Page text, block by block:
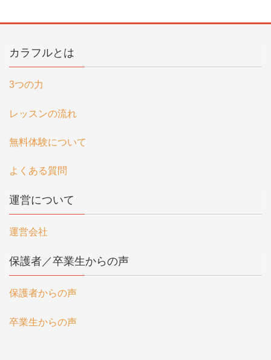
カラフルとは
3つの力
レッスンの流れ
無料体験について
よくある質問
運営について
運営会社
保護者／卒業生からの声
保護者からの声
卒業生からの声